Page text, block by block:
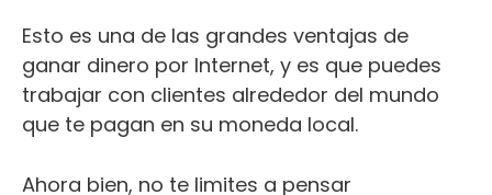
Esto es una de las grandes ventajas de
ganar dinero por Internet, y es que puedes
trabajar con clientes alrededor del mundo
que te pagan en su moneda local.
Ahora bien, no te limites a pensar